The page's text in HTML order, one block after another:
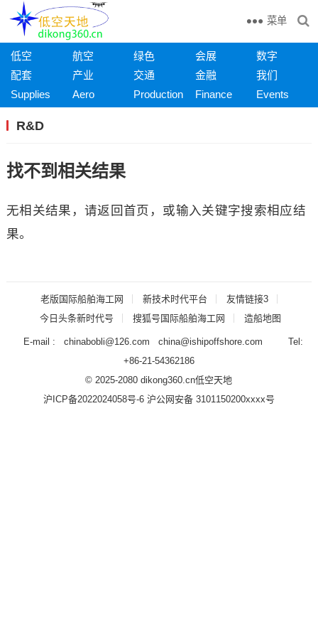
菜单
低空 航空 绿色 会展
数字
配套
产业 交通 金融
我们
Supplies
Aero Production Finance Events
R&D
找不到相关结果
无相关结果，请返回首页，或输入关键字搜索相应结
果。
老版国际船舶海工网 新技术时代平台
友情链接3
今日头条新时代号
搜狐号国际船舶海工网 造船地图
E-mail : chinabobli@126.com china@ishipoffshore.com Tel:
+86-21-54362186
© 2025-2080 dikong360.cn低空天地
沪ICP备2022024058号-6 沪公网安备 3101150200xxxx号